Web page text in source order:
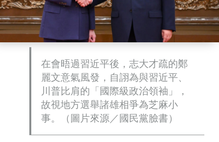
在會晤過習近平後，志大才疏的鄭
麗文意氣風發，自詡為與習近平、
川普比肩的「國際級政治領袖」，
故視地方選舉諸雄相爭為芝麻小
事。（圖片來源／國民黨臉書）